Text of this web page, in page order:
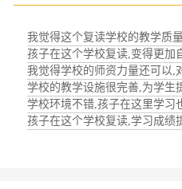
我觉得这个复读学校的教学质
孩子在这个学校复读,变得更加
我觉得学校的师资力量还可以,
学校的教学设施很完善,为学生
学校环境不错,孩子在这里学习
孩子在这个学校复读,学习成绩